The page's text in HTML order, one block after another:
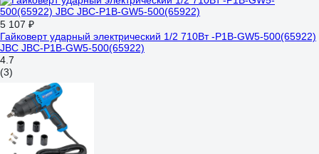
5 107 ₽
Гайковерт ударный электрический 1/2 710Вт -P1B-GW5-500(65922)
JBC JBC-P1B-GW5-500(65922)
4.7
(3)